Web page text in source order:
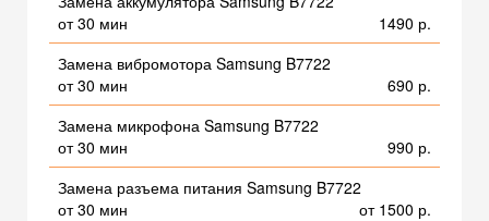
от 30 мин
1490 р.
Замена вибромотора Samsung B7722
от 30 мин
690 р.
Замена микрофона Samsung B7722
от 30 мин
990 р.
Замена разъема питания Samsung B7722
от 30 мин
от 1500 р.